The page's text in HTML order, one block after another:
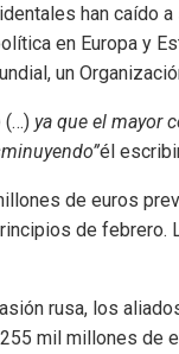
han caído
en Europa y
un
(…) ya que el mayor
él
de euros
de
rusa, los
mil millones de